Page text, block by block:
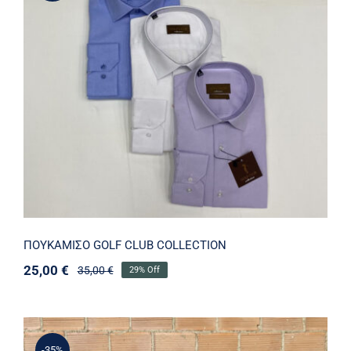
ΠΟΥΚΑΜΙΣΟ GOLF CLUB COLLECTION
ΠΟΥΚΑΜΙΣΟ GOLF CLUB COLLECTION
35,00€Original
35,00 €.
25,00 €
Η
είναι:
25,00 €.
29% Off